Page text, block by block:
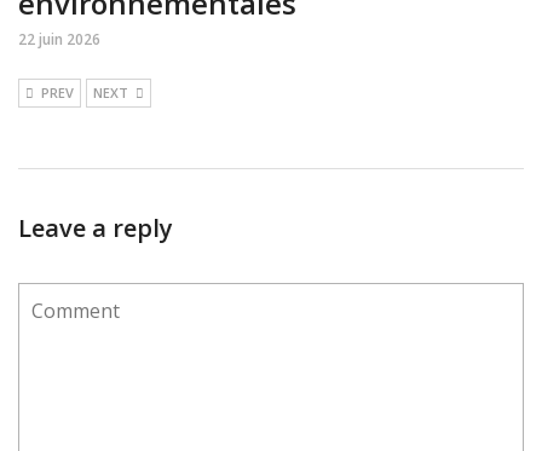
22 juin 2026
PREV NEXT
Leave a reply